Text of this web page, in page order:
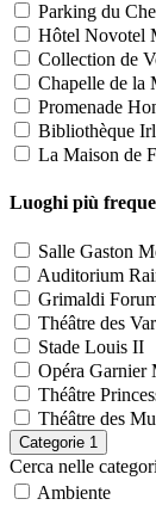
Parking du
Hôtel Novotel
Collection de
Chapelle de la
Promenade
Bibliothèque
La Maison de
Luoghi più
Salle Gaston
Auditorium
Grimaldi
Théâtre des
Stade Louis II
Opéra Garnier
Théâtre
Théâtre des
Categorie 1
Cerca nelle
Ambiente